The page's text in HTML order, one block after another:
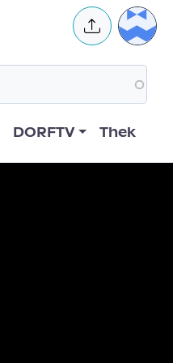
User
DORFTV Thek